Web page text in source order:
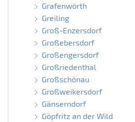
Grafenwörth
Greiling
Groß-Enzersdorf
Großebersdorf
Großengersdorf
Großriedenthal
Großschönau
Großweikersdorf
Gänserndorf
Göpfritz an der Wild